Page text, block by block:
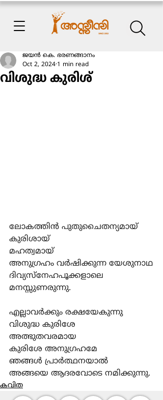
വിശുദ്ധ കുരിശ്
ജയന്‍ കെ. ഭരണങ്ങാനം
Oct 2, 2024 1 min read
ലോകത്തിന്‍ പുതുചൈതന്യമായ്
കുരിശായ്
മഹത്വമായ്
അനുഗ്രഹം വര്‍ഷിക്കുന്ന യേശുനാഥ
ദിവ്യസ്നേഹപൂക്കളാലെ
മനസ്സുണരുന്നു.
എല്ലാവര്‍ക്കും രക്ഷയേകുന്നു
വിശുദ്ധ കുരിശേ
അത്ഭുതവരമായ
കുരിശേ അനുഗ്രഹമേ
ഞങ്ങള്‍ പ്രാര്‍ത്ഥനയാല്‍
അങ്ങയെ ആദരവോടെ നമിക്കുന്നു.
കവിത